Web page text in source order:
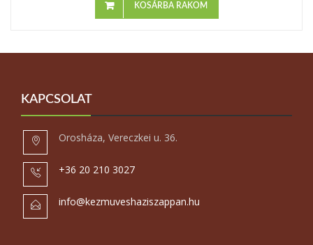
KOSÁRBA RAKOM
KAPCSOLAT
Orosháza, Vereczkei u. 36.
+36 20 210 3027
info@kezmuveshaziszappan.hu